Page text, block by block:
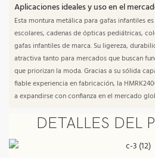
Aplicaciones ideales y uso en el
Esta montura metálica para gafas infantiles
escolares, cadenas de ópticas pediátricas,
gafas infantiles de marca. Su ligereza,
atractiva tanto para mercados que buscan
que priorizan la moda. Gracias a su sólida
fiable experiencia en fabricación, la
a expandirse con confianza en el mercado
DETALLES DEL